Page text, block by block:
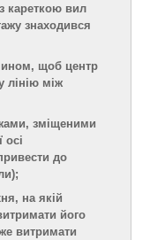
кареткою вил
знаходився
щоб центр
лінію між
зміщеними
до
;
на якій
його
витримати